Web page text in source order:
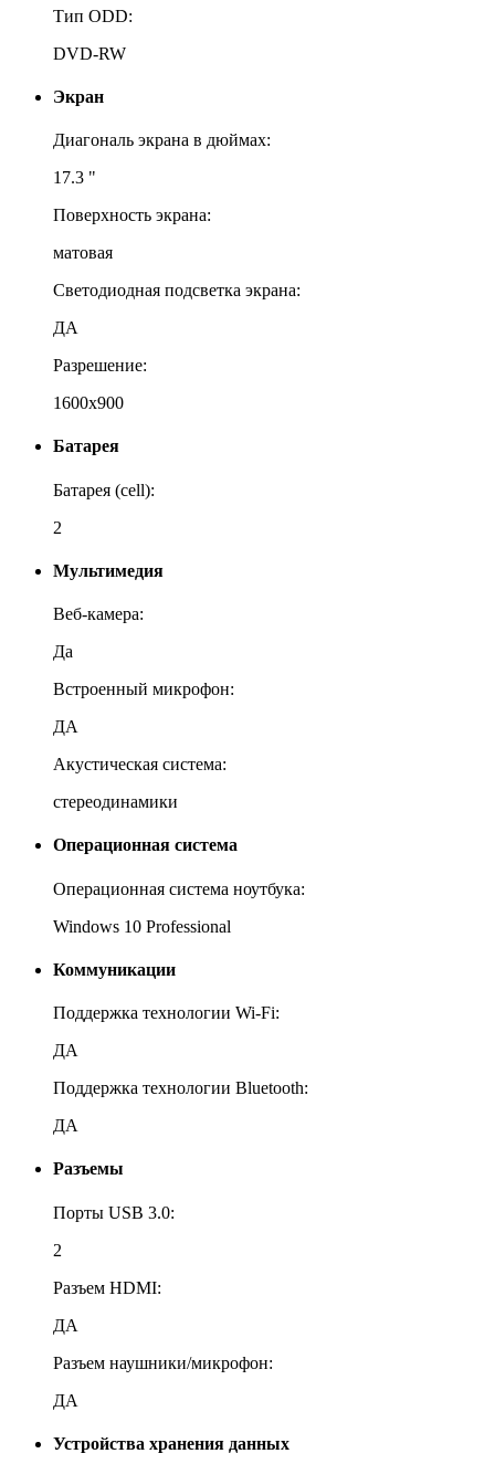
Тип ODD:
DVD-RW
Экран
Диагональ экрана в дюймах:
17.3 "
Поверхность экрана:
матовая
Светодиодная подсветка экрана:
ДА
Разрешение:
1600x900
Батарея
Батарея (cell):
2
Мультимедия
Веб-камера:
Да
Встроенный микрофон:
ДА
Акустическая система:
стереодинамики
Операционная система
Операционная система ноутбука:
Windows 10 Professional
Коммуникации
Поддержка технологии Wi-Fi:
ДА
Поддержка технологии Bluetooth:
ДА
Разъемы
Порты USB 3.0:
2
Разъем HDMI:
ДА
Разъем наушники/микрофон:
ДА
Устройства хранения данных